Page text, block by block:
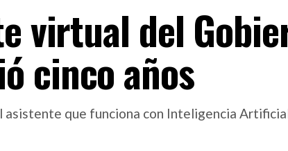
virtual del
cinco años
que funciona con Inteligencia